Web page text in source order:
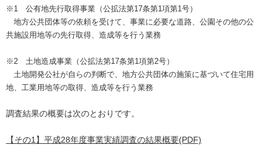
※1 公有地先行取得事業（公拡法第17条第1項第1号）
地方公共団体等の依頼を受けて、事業に必要な道路、公園その他の公
共施設用地等の先行取得、造成等を行う業務
※2 土地造成事業（公拡法第17条第1項第2号）
土地開発公社が自らの判断で、地方公共団体の施策に基づいて住宅用
地、工業用地等の取得、造成等を行う業務
調査結果の概要は次のとおりです。
【その1】平成28年度事業実績調査の結果概要(PDF)